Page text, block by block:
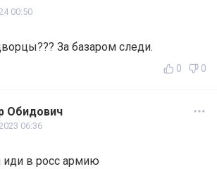
00:50
За базаром следи.
0 0
Обидович
06:36
иди в росс армию